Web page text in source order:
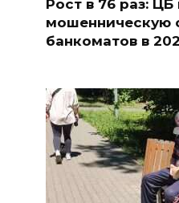
Рост в 76 раз: ЦБ
мошенническую
банкоматов в